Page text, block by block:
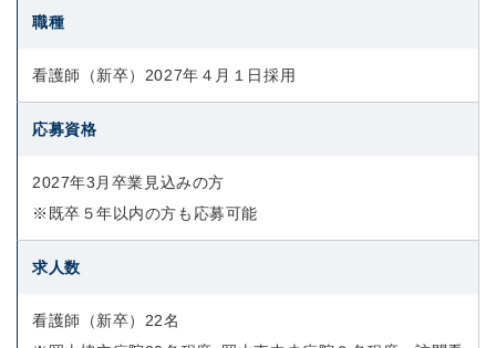
職種
看護師（新卒）2027年４月１日採用
応募資格
2027年3月卒業見込みの方
※既卒５年以内の方も応募可能
求人数
看護師（新卒）22名